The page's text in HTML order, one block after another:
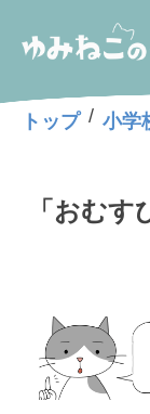
トップ / 小学
「おむ